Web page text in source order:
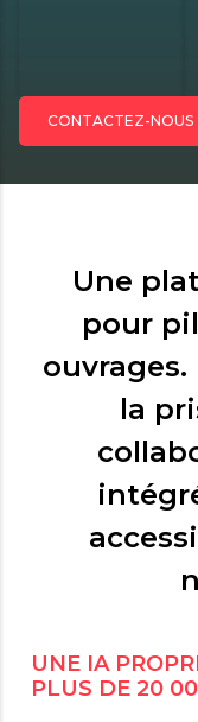
CONTACTEZ-NOUS
Une
pour
la
UNE IA
PLUS DE 20